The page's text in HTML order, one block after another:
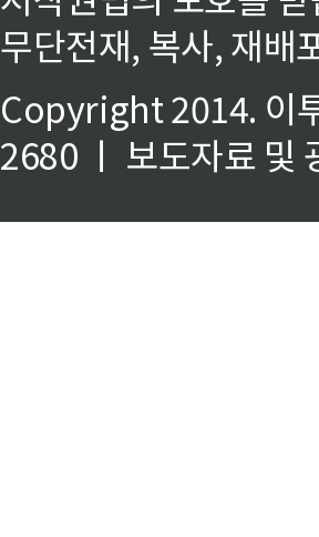
무단전재, 복사, 재배
Copyright 2014. 이
2680 ㅣ 보도자료